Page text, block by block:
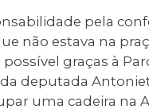
pela
não estava na
graças à
deputada
uma cadeira na